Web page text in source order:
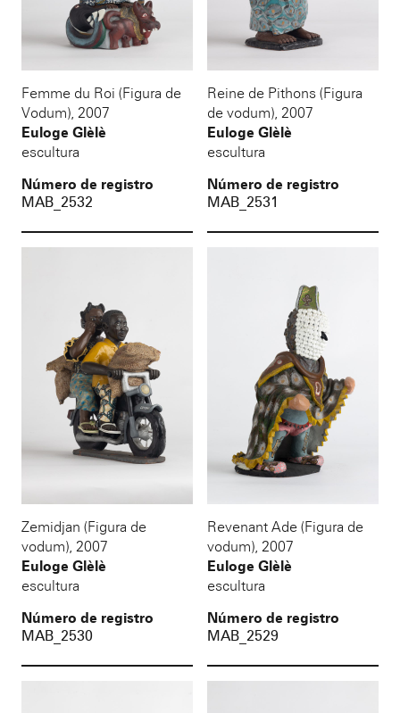
Femme du Roi (Figura de
Vodum) 2007
Euloge Glèlè
escultura
Número de registro
MAB_2532
Reine de Pithons (Figura
de vodum) 2007
Euloge Glèlè
escultura
Número de registro
MAB_2531
Zemidjan (Figura de
vodum) 2007
Euloge Glèlè
escultura
Número de registro
MAB_2530
Revenant Ade (Figura de
vodum) 2007
Euloge Glèlè
escultura
Número de registro
MAB_2529